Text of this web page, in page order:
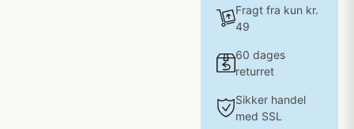
Fragt fra kun kr.
49
60 dages
returret
Sikker handel
med SSL